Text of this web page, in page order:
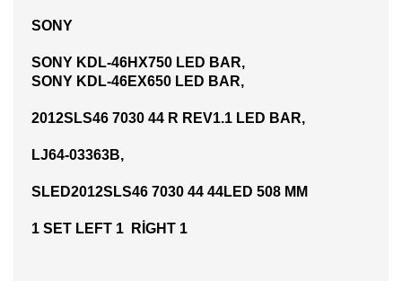
SONY
SONY KDL-46HX750 LED BAR,
SONY KDL-46EX650 LED BAR,
2012SLS46 7030 44 R REV1.1 LED BAR,
LJ64-03363B,
SLED2012SLS46 7030 44 44LED 508 MM
1 SET LEFT 1 RİGHT 1